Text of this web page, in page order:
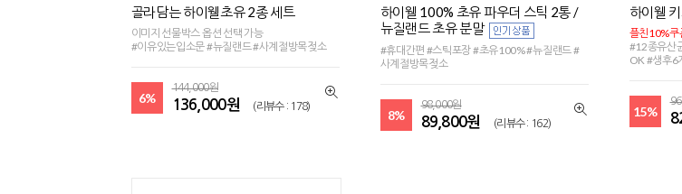
골라담는 하이웰초유 2종 세트
이미지 선물박스 옵션 선택 가능
#이유있는입소문 #뉴질랜드 #사계절방목젖소
6%
144,000원
136,000원 (리뷰수 : 178)
하이웰 100% 초유 파우더 스틱 2통 /
뉴질랜드 초유 분말
#휴대간편 #스틱포장 #초유100% #뉴질랜드 #
사계절방목젖소
8%
98,000원
89,800원 (리뷰수 : 162)
하이웰
플친10%쿠
#12종유산
OK #생후6
15%